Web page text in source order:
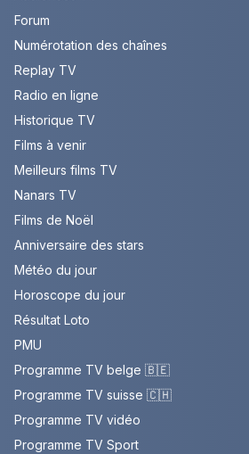
Forum
Numérotation des chaînes
Replay TV
Radio en ligne
Historique TV
Films à venir
Meilleurs films TV
Nanars TV
Films de Noël
Anniversaire des stars
Météo du jour
Horoscope du jour
Résultat Loto
PMU
Programme TV belge 🇧🇪
Programme TV suisse 🇨🇭
Programme TV vidéo
Programme TV Sport